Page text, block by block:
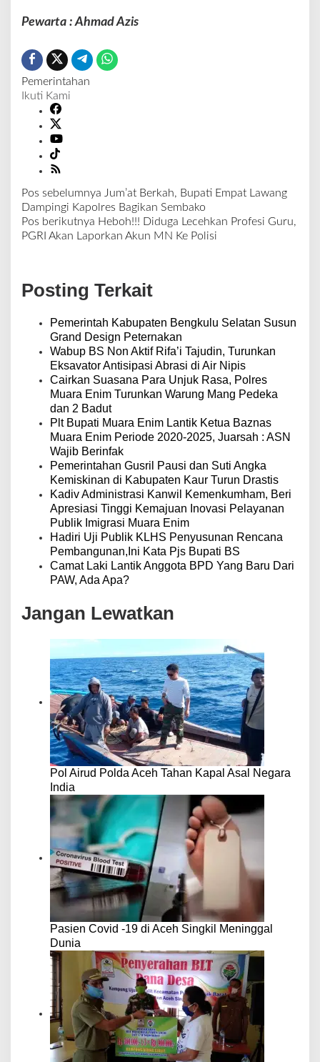
Pewarta : Ahmad Azis
Pemerintahan
Ikuti Kami
N
a
v
a
s
Pos sebelumnya Jum’at Berkah, Bupati Empat Lawang
Dampingi Kapolres Bagikan Sembako
Pos berikutnya Heboh!!! Diduga Lecehkan Profesi Guru,
PGRI Akan Laporkan Akun MN Ke Polisi
Posting Terkait
Pemerintah Kabupaten Bengkulu Selatan Susun
Grand Design Peternakan
Wabup BS Non Aktif Rifa’i Tajudin, Turunkan
Eksavator Antisipasi Abrasi di Air Nipis
Cairkan Suasana Para Unjuk Rasa, Polres
Muara Enim Turunkan Warung Mang Pedeka
dan 2 Badut
Plt Bupati Muara Enim Lantik Ketua Baznas
Muara Enim Periode 2020-2025, Juarsah : ASN
Wajib Berinfak
Pemerintahan Gusril Pausi dan Suti Angka
Kemiskinan di Kabupaten Kaur Turun Drastis
Kadiv Administrasi Kanwil Kemenkumham, Beri
Apresiasi Tinggi Kemajuan Inovasi Pelayanan
Publik Imigrasi Muara Enim
Hadiri Uji Publik KLHS Penyusunan Rencana
Pembangunan,Ini Kata Pjs Bupati BS
Camat Laki Lantik Anggota BPD Yang Baru Dari
PAW, Ada Apa?
Jangan Lewatkan
Pol Airud Polda Aceh Tahan Kapal Asal Negara
India
Pasien Covid -19 di Aceh Singkil Meninggal
Dunia